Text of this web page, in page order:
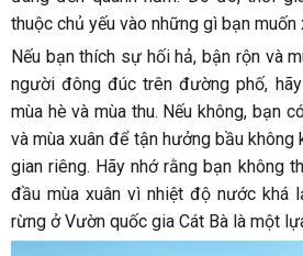
thuộc chủ yếu vào những gì bạn muốn
Nếu bạn thích sự hối hả, bận rộn và
người đông đúc trên đường phố,
mùa hè và mùa thu. Nếu không, bạn
và mùa xuân để tận hưởng bầu không
gian riêng. Hãy nhớ rằng bạn không
đầu mùa xuân vì nhiệt độ nước khá
rừng ở Vườn quốc gia Cát Bà là một